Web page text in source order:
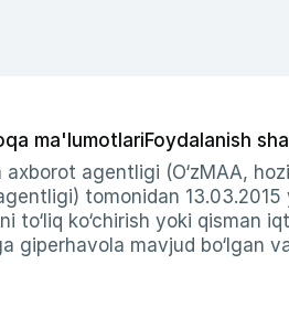
ma'lumotlariFoydalanish
agentligi (O‘zMAA,
tomonidan
to‘liq ko‘chirish yoki
giperhavola mavjud bo‘lgan